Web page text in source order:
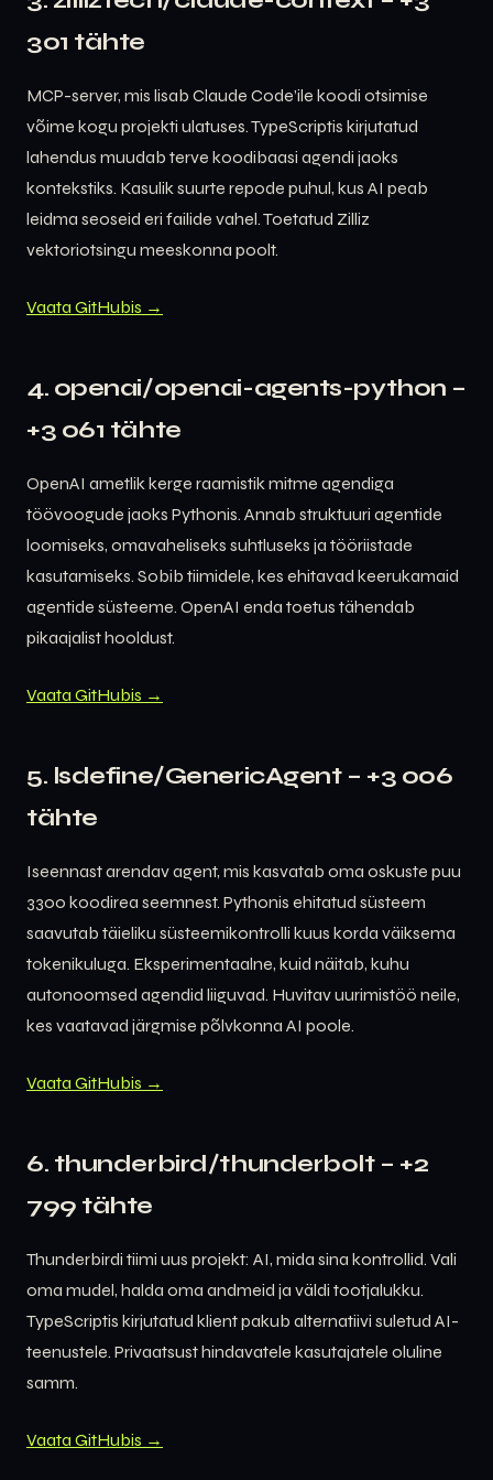
301 tähte
MCP-server, mis lisab Claude Code’ile koodi otsimise
võime kogu projekti ulatuses. TypeScriptis kirjutatud
lahendus muudab terve koodibaasi agendi jaoks
kontekstiks. Kasulik suurte repode puhul, kus AI peab
leidma seoseid eri failide vahel. Toetatud Zilliz
vektoriotsingu meeskonna poolt.
Vaata GitHubis →
4. openai/openai-agents-python –
+3 061 tähte
OpenAI ametlik kerge raamistik mitme agendiga
töövoogude jaoks Pythonis. Annab struktuuri agentide
loomiseks, omavaheliseks suhtluseks ja tööriistade
kasutamiseks. Sobib tiimidele, kes ehitavad keerukamaid
agentide süsteeme. OpenAI enda toetus tähendab
pikaajalist hooldust.
Vaata GitHubis →
5. lsdefine/GenericAgent – +3 006
tähte
Iseennast arendav agent, mis kasvatab oma oskuste puu
3300 koodirea seemnest. Pythonis ehitatud süsteem
saavutab täieliku süsteemikontrolli kuus korda väiksema
tokenikuluga. Eksperimentaalne, kuid näitab, kuhu
autonoomsed agendid liiguvad. Huvitav uurimistöö neile,
kes vaatavad järgmise põlvkonna AI poole.
Vaata GitHubis →
6. thunderbird/thunderbolt – +2
799 tähte
Thunderbirdi tiimi uus projekt: AI, mida sina kontrollid. Vali
oma mudel, halda oma andmeid ja väldi tootjalukku.
TypeScriptis kirjutatud klient pakub alternatiivi suletud AI-
teenustele. Privaatsust hindavatele kasutajatele oluline
samm.
Vaata GitHubis →